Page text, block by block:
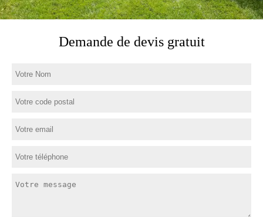
Demande de devis gratuit